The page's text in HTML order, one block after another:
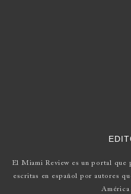
El Miami Review es un portal que
escritas en español por autores
América